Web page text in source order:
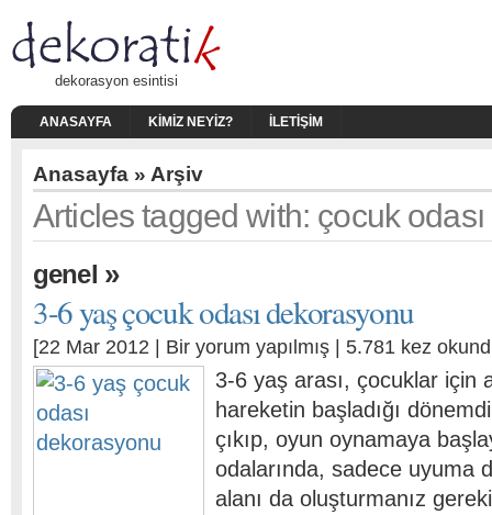
dekorasyon esintisi
ANASAYFA KIMIZ NEYIZ? İLETIŞIM
Anasayfa » Arşiv
Articles tagged with: çocuk odası
genel »
3-6 yaş çocuk odası dekorasyonu
[22 Mar 2012 | Bir yorum yapılmış | 5.781 kez
3-6 yaş arası, çocuklar için
hareketin başladığı
çıkıp, oyun oynamaya
odalarında, sadece uyuma
alanı da oluşturmanız